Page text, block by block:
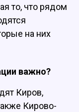
то, что рядом
на них
важно?
Киров,
Кирово-